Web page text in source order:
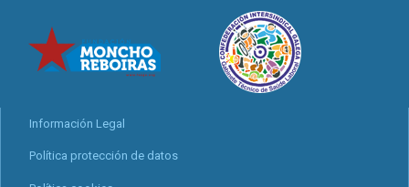
Información Legal
Política protección de datos